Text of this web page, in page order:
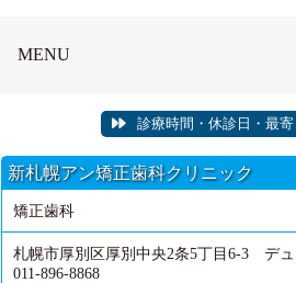
MENU
診療時間・休診日・最
新札幌アン矯正歯科クリニック
矯正歯科
札幌市厚別区厚別中央2条5丁目6-3 デ
011-896-8868